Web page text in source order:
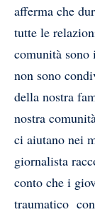
afferma che
tutte le
comunità
non sono
della nostra
nostra
ci aiutano nei
giornalista
conto che i
traumatico